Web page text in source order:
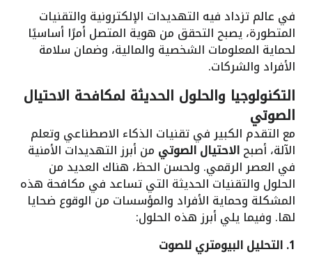
في عالم تزداد فيه التهديدات الإلكترونية والتقنيات
المتطورة، يصبح التحقق من هوية المتصل أمرًا أساسيًا
لحماية المعلومات الشخصية والمالية، وضمان سلامة
الأفراد والشركات.
التكنولوجيا والحلول الحديثة لمكافحة الاحتيال
الصوتي
مع التقدم الكبير في تقنيات الذكاء الاصطناعي وتعلم
الآلة، أصبحالاحتيال الصوتي من أبرز التهديدات الأمنية
في العصر الرقمي. ولحسن الحظ، هناك العديد من
الحلول والتقنيات الحديثة التي تساعد في مكافحة هذه
المشكلة وحماية الأفراد والمؤسسات من الوقوع ضحايا
لها. وفيما يلي أبرز هذه الحلول:
1. التحليل البيومتري للصوت